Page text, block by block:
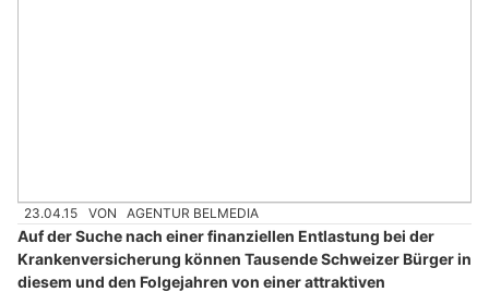
23.04.15 VON AGENTUR BELMEDIA
Auf der Suche nach einer finanziellen Entlastung bei der
Krankenversicherung können Tausende Schweizer Bürger in
diesem und den Folgejahren von einer attraktiven